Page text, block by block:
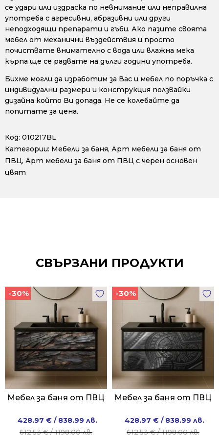
се удари или издраска по невнимание или неправилна
употреба с агресивни, абразивни или други
неподходящи препарати и гъби. Ако пазите своята
мебел от механични въздействия и просто
почиствате внимателно с вода или влажна мека
кърпа ще се радвате на дълги години употреба.
Бихме могли да изработим за Вас и мебел по поръчка с
индивидуални размери и конструкция ползвайки
дизайна който Ви допада. Не се колебайте да
попитате за цена.
Код: 010217BL
Категории: Мебели за баня, Арт мебели за баня от
ПВЦ, Арт мебели за баня от ПВЦ с черен основен
цвят
СВЪРЗАНИ ПРОДУКТИ
-30%
Мебел за баня от ПВЦ
612.53€/ 1198.00 лв.
Original
price
428.97 € / 838.99 лв.
Current
price
-30%
Мебел за баня от ПВЦ
612.53€/ 1198.00 лв.
Original
price
428.97 € / 838.99 лв.
Current
price